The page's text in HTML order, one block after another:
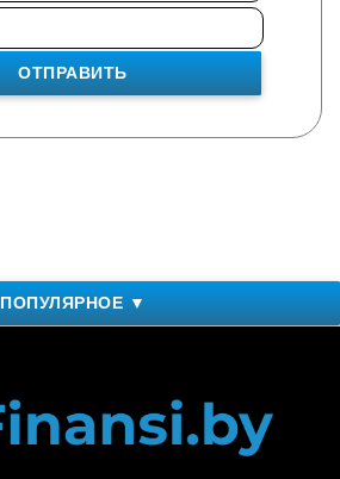
ОТПРАВИТЬ
ПОПУЛЯРНОЕ ▼